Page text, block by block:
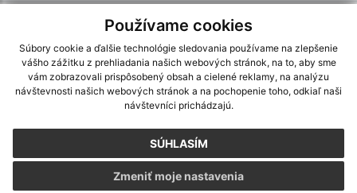
Používame cookies
Súbory cookie a ďalšie technológie sledovania používame na zlepšenie
vášho zážitku z prehliadania našich webových stránok, na to, aby sme
vám zobrazovali prispôsobený obsah a cielené reklamy, na analýzu
návštevnosti našich webových stránok a na pochopenie toho, odkiaľ naši
návštevníci prichádzajú.
SÚHLASÍM
Zmeniť moje nastavenia